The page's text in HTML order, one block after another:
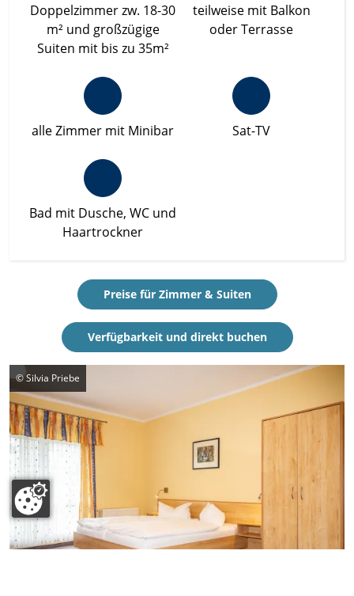
Doppelzimmer zw. 18-30
m² und großzügige
Suiten mit bis zu 35m²
teilweise mit Balkon
oder Terrasse
alle Zimmer mit Minibar Sat-TV
Bad mit Dusche, WC und
Haartrockner
Preise für Zimmer & Suiten
Verfügbarkeit und direkt buchen
© Silvia Priebe